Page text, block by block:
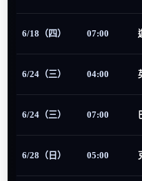
6/18（四） 07:00
6/24（三） 04:00
6/24（三） 07:00
6/28（日） 05:00